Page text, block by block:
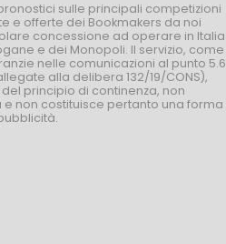
sulle principali competizioni
e offerte dei Bookmakers da noi
concessione ad operare in Italia
e dei Monopoli. Il servizio, come
nelle comunicazioni al punto 5.6
alla delibera 132/19/CONS),
principio di continenza, non
non costituisce pertanto una forma